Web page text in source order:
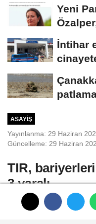
Yeni
İntihar
ASAYIŞ
Yayınlanma: 29 Haziran
Güncelleme: 29 Haziran
TIR,
3 yaralı
Bayram AYHAN/